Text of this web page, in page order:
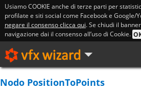
Usiamo COOKIE anche di terze parti per
profilate e siti social come Facebook e Google/
negare il consenso clicca qui. Se chiudi il
navigazione dai il consenso all’uso di Cookie.
Nodo PositionToPoints